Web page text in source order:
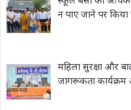
न पाए जाने पर किया
महिला सुरक्षा और
जागरूकता